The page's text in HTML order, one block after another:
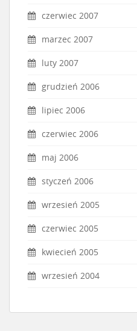
czerwiec 2007
marzec 2007
luty 2007
grudzień 2006
lipiec 2006
czerwiec 2006
maj 2006
styczeń 2006
wrzesień 2005
czerwiec 2005
kwiecień 2005
wrzesień 2004